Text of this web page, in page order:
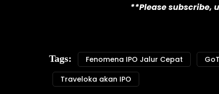
**Please subscribe,
Tags: Fenomena IPO Jalur Cepat
Traveloka akan IPO